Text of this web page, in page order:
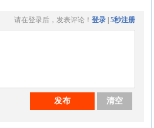
请在登录后，发表评论！ 登录 5秒注册
发布 清空